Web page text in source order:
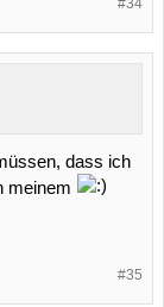
dass ich
meinem
#35